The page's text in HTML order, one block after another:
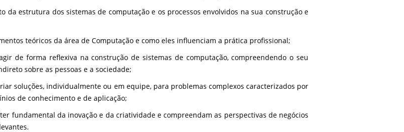
da estrutura dos sistemas de computação e os processos envolvidos na sua construção e
teóricos da área de Computação e como eles influenciam a prática profissional;
de forma reflexiva na construção de sistemas de computação, compreendendo o seu
sobre as pessoas e a sociedade;
soluções, individualmente ou em equipe, para problemas complexos caracterizados por
de conhecimento e de aplicação;
fundamental da inovação e da criatividade e compreendam as perspectivas de negócios